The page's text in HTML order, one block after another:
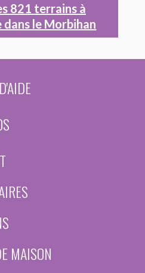
821 terrains à
le Morbihan
MAISON